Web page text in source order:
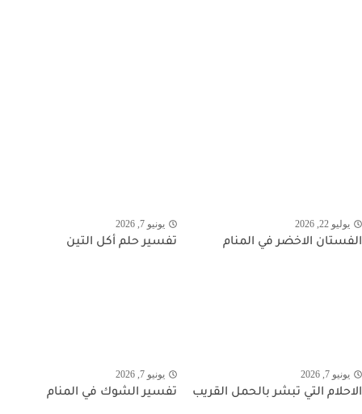
يوليو 22, 2026
الفستان الاخضر في المنام
يونيو 7, 2026
تفسير حلم أكل التين
يونيو 7, 2026
الاحلام التي تبشر بالحمل القريب
يونيو 7, 2026
تفسير الشوك في المنام